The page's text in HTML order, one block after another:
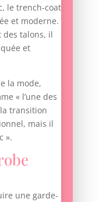
le trench-coat
et moderne.
des talons, il
et
la mode,
« l’une des
transition
mais il
».
une garde-